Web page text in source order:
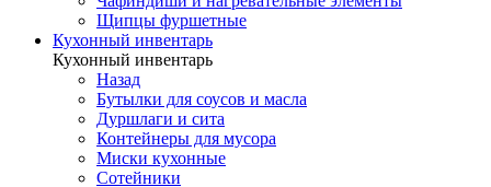
Щипцы фуршетные
Кухонный инвентарь
Кухонный инвентарь
Назад
Бутылки для соусов и масла
Дуршлаги и сита
Контейнеры для мусора
Миски кухонные
Сотейники